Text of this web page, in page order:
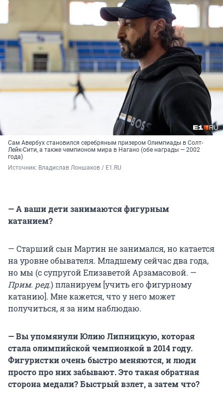
Сам Авербух становился серебряным призером Олимпиады в Солт-
Лейк-Сити, а также чемпионом мира в Нагано (обе награды — 2002
года)
Источник: Владислав Лоншаков / E1.RU
— А ваши дети занимаются фигурным
катанием?
— Старший сын Мартин не занимался, но катается
на уровне обывателя. Младшему сейчас два года,
но мы (с супругой Елизаветой Арзамасовой. —
Прим. ред.) планируем [учить его фигурному
катанию]. Мне кажется, что у него может
получиться, я за ним наблюдаю.
— Вы упомянули Юлию Липницкую, которая
стала олимпийской чемпионкой в 2014 году.
Фигуристки очень быстро меняются, и люди
просто про них забывают. Это такая обратная
сторона медали? Быстрый взлет, а затем что?